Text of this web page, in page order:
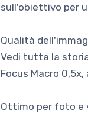
sull'obiettivo per
Qualità
Vedi tutta la
Focus Macro
Ottimo per foto e